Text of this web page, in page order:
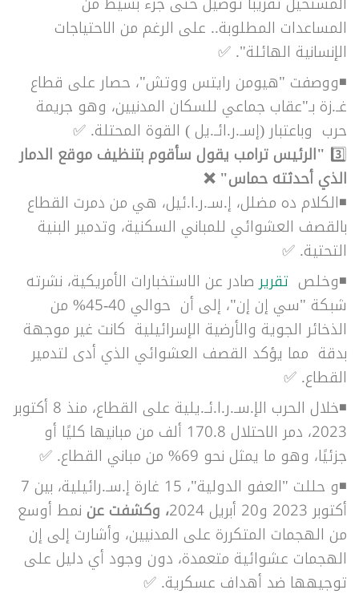
المساعدات المطلوبة.. على الرغم من الاحتياجات
الإنسانية الهائلة". ✅
◾ووصفت "هيومن رايتس ووتش"، حصار على قطاع
غـ.زة بـ"عقاب جماعي للسكان المدنيين، وهو جريمة
حرب وباعتبار (إسـ.ر.ائـ.يل ) القوة المحتلة. ✅
3️⃣ "الرئيس ترامب يقول سأقوم بتنظيف موقع الدمار
الذي أحدثته حماس" ❌
◾الكلام ده مضلل، إ.سـ.ر.ا.ئيل، هي من دمرت القطاع
بالقصف العشوائي للمباني السكنية، وتدمير البنية
التحتية. ✅
◾وخلص تقريرصادر عن الاستخبارات الأمريكية، نشرته
شبكة "سي إن إن"، إلى أن حوالي 40-45% من
الذخائر الجوية والأرضية الإسرائيلية كانت غير موجهة
بدقة مما يؤكد القصف العشوائي الذي أدى لتدمير
القطاع. ✅
◾خلال الحرب الإ.سـ.ر.ا.ئـ.يلية على القطاع، منذ 8 أكتوبر
2023،
دمر الاحتلال 170.8 ألف من مبانيها كليًا أو
جزئيًا، وهو ما يمثل نحو 69% من مباني القطاع.
✅
◾و حللت "العفو الدولية"، 15 غارة إ.سـ.رائيلية، بين 7
أكتوبر 2023 و20 أبريل 2024
، وكشفت عن نمط أوسع
من الهجمات المتكررة على المدنيين، وأشارت إلى إن
الهجمات عشوائية متعمدة، دون وجود أي دليل على
توجيهها ضد أهداف عسكرية. ✅